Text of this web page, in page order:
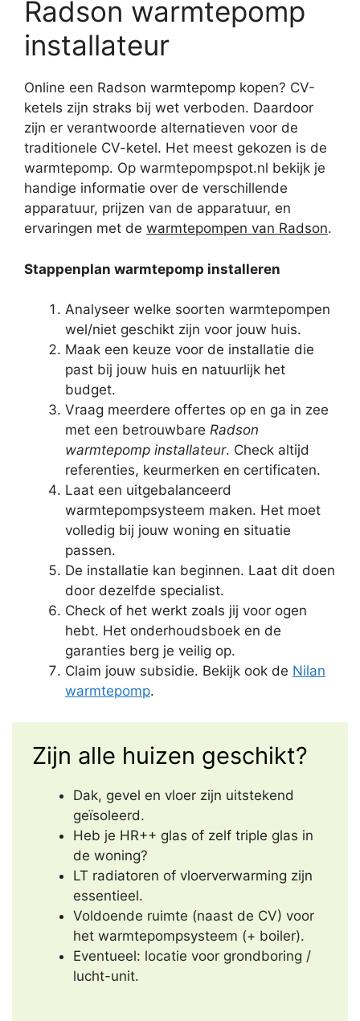
Radson warmtepomp
installateur
Online een Radson warmtepomp kopen? CV-
ketels zijn straks bij wet verboden. Daardoor
zijn er verantwoorde alternatieven voor de
traditionele CV-ketel. Het meest gekozen is de
warmtepomp. Op warmtepompspot.nl bekijk je
handige informatie over de verschillende
apparatuur, prijzen van de apparatuur, en
ervaringen met de warmtepompen van Radson.
Stappenplan warmtepomp installeren
Analyseer welke soorten warmtepompen
wel/niet geschikt zijn voor jouw huis.
Maak een keuze voor de installatie die
past bij jouw huis en natuurlijk het
budget.
Vraag meerdere offertes op en ga in zee
met een betrouwbare Radson
warmtepomp installateur. Check altijd
referenties, keurmerken en certificaten.
Laat een uitgebalanceerd
warmtepompsysteem maken. Het moet
volledig bij jouw woning en situatie
passen.
De installatie kan beginnen. Laat dit doen
door dezelfde specialist.
Check of het werkt zoals jij voor ogen
hebt. Het onderhoudsboek en de
garanties berg je veilig op.
Claim jouw subsidie. Bekijk ook de Nilan
warmtepomp.
Zijn alle huizen geschikt?
Dak, gevel en vloer zijn uitstekend
geïsoleerd.
Heb je HR++ glas of zelf triple glas in
de woning?
LT radiatoren of vloerverwarming zijn
essentieel.
Voldoende ruimte (naast de CV) voor
het warmtepompsysteem (+ boiler).
Eventueel: locatie voor grondboring /
lucht-unit.